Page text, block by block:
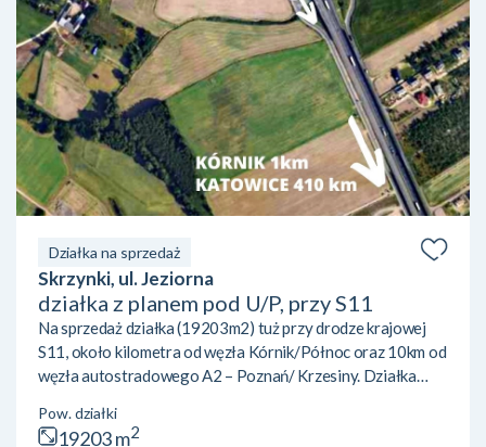
Działka na sprzedaż
Skrzynki, ul. Jeziorna
działka z planem pod U/P, przy S11
Na sprzedaż działka (19203m2) tuż przy drodze krajowej
S11, około kilometra od węzła Kórnik/Północ oraz 10km od
węzła autostradowego A2 – Poznań/ Krzesiny. Działka
objęty jest miejscowym planem zagospodarowania
Pow. działki
19203 m2